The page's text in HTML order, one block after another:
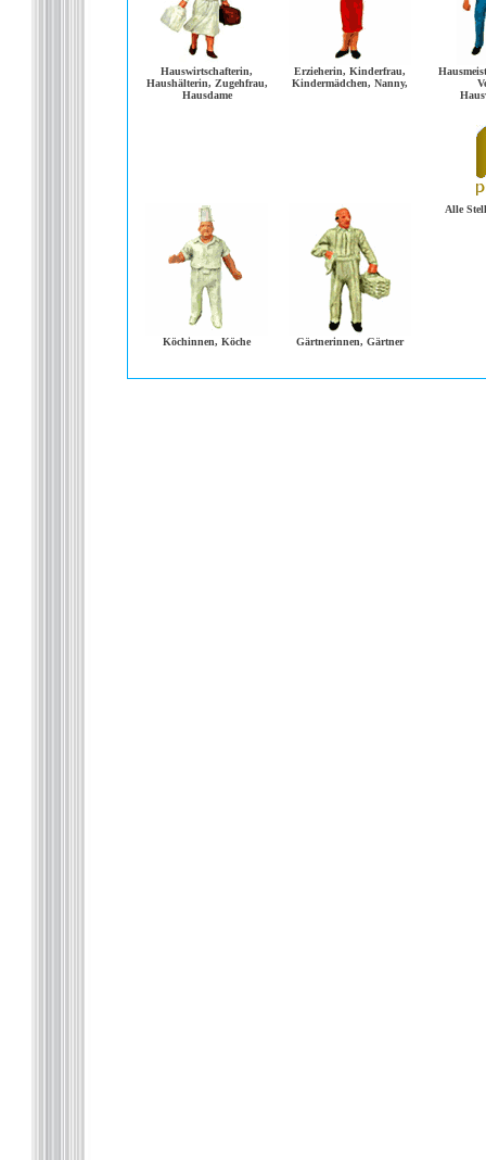
Hauswirtschafterin,
Haushälterin, Zugehfrau,
Hausdame
Erzieherin, Kinderfrau,
Kindermädchen, Nanny,
Köchinnen, Köche Gärtnerinnen, Gärtner
Alle